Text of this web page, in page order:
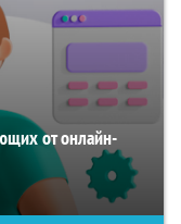
от онлайн-